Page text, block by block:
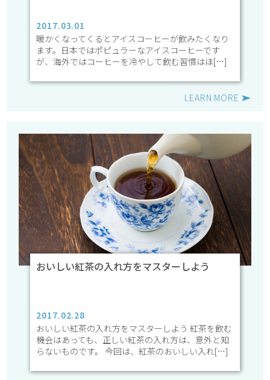
2017.03.01
暖かくなってくるとアイスコーヒーが飲みたくなり
ます。日本ではポピュラーなアイスコーヒーです
が、海外ではコーヒーを冷やして飲む習慣はほ[…]
LEARN MORE
おいしい紅茶の入れ方をマスターしよう
2017.02.28
おいしい紅茶の入れ方をマスターしよう 紅茶を飲む
機会はあっても、正しい紅茶の入れ方は、意外と知
らないものです。 今回は、紅茶のおいしい入れ[…]